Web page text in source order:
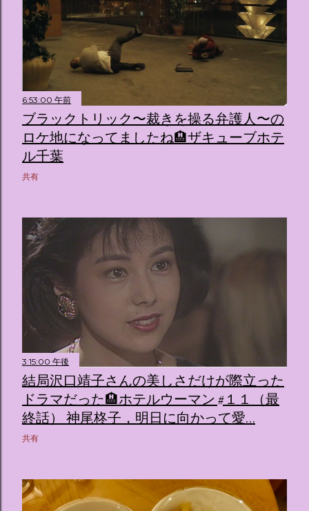
6:53:00 午前
ブラックトリック〜裁きを操る弁護人〜の
ロケ地になってましたね🏨ザキューブホテ
ル千葉
共有
3:15:00 午後
結局沢口靖子さんの美しさだけが際立った
ドラマだった🏨ホテルウーマン #１１（最
終話） 神尾柊子，明日に向かって愛…
共有